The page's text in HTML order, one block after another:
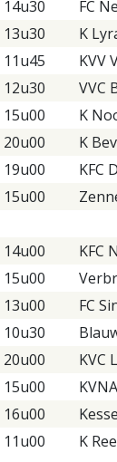
14u30 FC
13u30 K
11u45 KVV
12u30 VVC
15u00 K
20u00 K
19u00 KFC
15u00
14u00 KFC
15u00
13u00 FC
10u30
20u00 KVC
15u00
16u00
11u00 K